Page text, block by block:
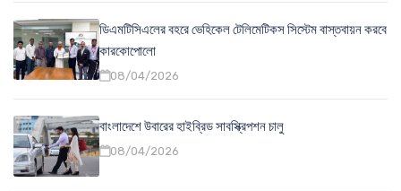
ডিএমটিসিএলের বহরে ভেহিকেল টেলিমেটিকস সিস্টেম বাস্তবায়ন করবে
কারকোপোলো
08/04/2026
বাংলাদেশে উবারের হাইব্রিড সাবস্ক্রিপশন চালু
08/04/2026